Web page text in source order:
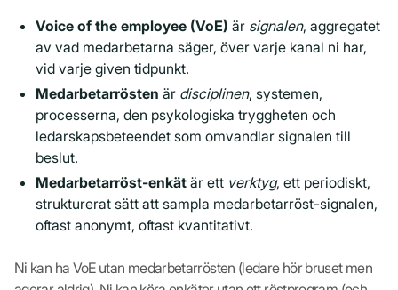
Voice of the employee (VoE) är signalen, aggregatet
av vad medarbetarna säger, över varje kanal ni har,
vid varje given tidpunkt.
Medarbetarrösten är disciplinen, systemen,
processerna, den psykologiska tryggheten och
ledarskapsbeteendet som omvandlar signalen till
beslut.
Medarbetarröst-enkät är ett verktyg, ett periodiskt,
strukturerat sätt att sampla medarbetarröst-signalen,
oftast anonymt, oftast kvantitativt.
Ni kan ha VoE utan medarbetarrösten (ledare hör bruset men